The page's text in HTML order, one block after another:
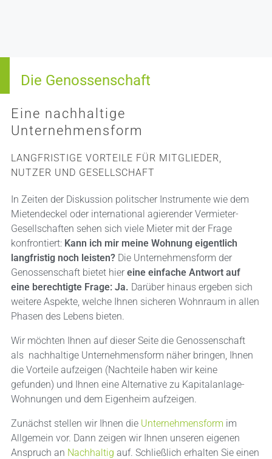
Die Genossenschaft
Eine nachhaltige
Unternehmensform
LANGFRISTIGE VORTEILE FÜR MITGLIEDER,
NUTZER UND GESELLSCHAFT
In Zeiten der Diskussion politscher Instrumente wie dem
Mietendeckel oder international agierender Vermieter-
Gesellschaften sehen sich viele Mieter mit der Frage
konfrontiert: Kann ich mir meine Wohnung eigentlich
langfristig noch leisten? Die Unternehmensform der
Genossenschaft bietet hier eine einfache Antwort auf
eine berechtigte Frage: Ja. Darüber hinaus ergeben sich
weitere Aspekte, welche Ihnen sicheren Wohnraum in allen
Phasen des Lebens bieten.
Wir möchten Ihnen auf dieser Seite die Genossenschaft
als nachhaltige Unternehmensform näher bringen, Ihnen
die Vorteile aufzeigen (Nachteile haben wir keine
gefunden) und Ihnen eine Alternative zu Kapitalanlage-
Wohnungen und dem Eigenheim aufzeigen.
Zunächst stellen wir Ihnen die Unternehmensform im
Allgemein vor. Dann zeigen wir Ihnen unseren eigenen
Anspruch an Nachhaltig auf. Schließlich erhalten Sie einen